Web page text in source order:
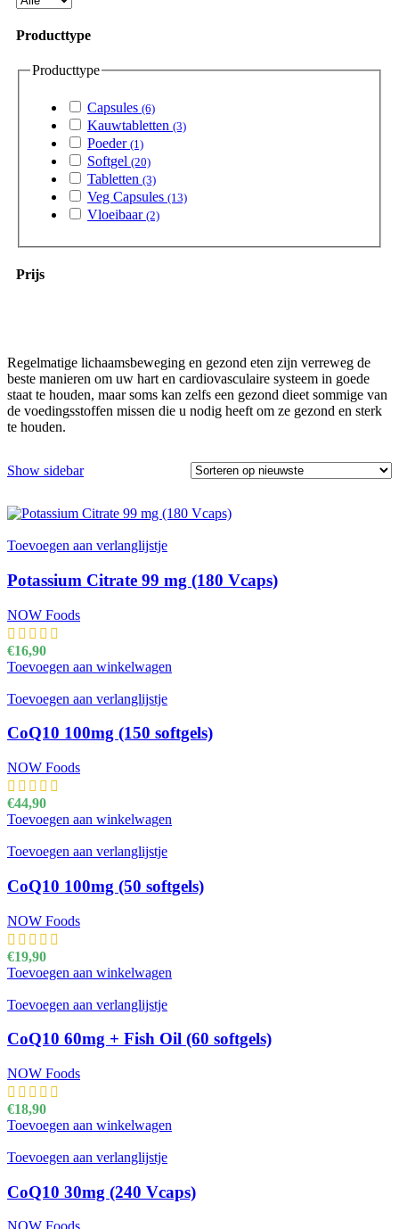
Producttype
Producttype
Capsules (6)
Kauwtabletten (3)
Poeder (1)
Softgel (20)
Tabletten (3)
Veg Capsules (13)
Vloeibaar (2)
Prijs
Regelmatige lichaamsbeweging en gezond eten zijn verreweg de
beste manieren om uw hart en cardiovasculaire systeem in goede
staat te houden, maar soms kan zelfs een gezond dieet sommige van
de voedingsstoffen missen die u nodig heeft om ze gezond en sterk
te houden.
Show sidebar
Toevoegen aan verlanglijstje
Potassium Citrate 99 mg (180 Vcaps)
NOW Foods
€16,90
Toevoegen aan winkelwagen
Toevoegen aan verlanglijstje
CoQ10 100mg (150 softgels)
NOW Foods
€44,90
Toevoegen aan winkelwagen
Toevoegen aan verlanglijstje
CoQ10 100mg (50 softgels)
NOW Foods
€19,90
Toevoegen aan winkelwagen
Toevoegen aan verlanglijstje
CoQ10 60mg + Fish Oil (60 softgels)
NOW Foods
€18,90
Toevoegen aan winkelwagen
Toevoegen aan verlanglijstje
CoQ10 30mg (240 Vcaps)